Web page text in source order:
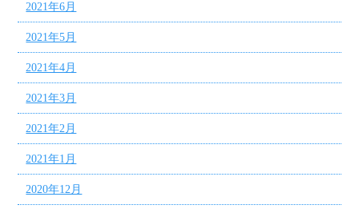
2021年6月
2021年5月
2021年4月
2021年3月
2021年2月
2021年1月
2020年12月